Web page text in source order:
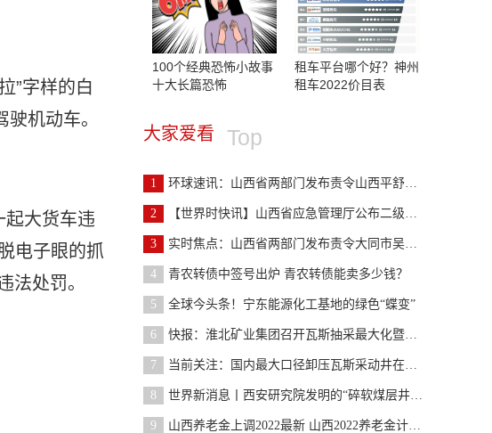
”字样的白
机动车。
起大货车违
电子眼的抓
法处罚。
100个经典恐怖小故事
十大长篇恐怖
租车平台哪个好？神州
租车2022价目表
大家爱看 Top
1 环球速讯：山西省两部门发布责令山西平舒煤业有限公
2 【世界时快讯】山西省应急管理厅公布二级安全生产标
3 实时焦点：山西省两部门发布责令大同市吴官屯煤业有
4 青农转债中签号出炉 青农转债能卖多少钱？
5 全球今头条！宁东能源化工基地的绿色“蝶变”
6 快报：淮北矿业集团召开瓦斯抽采最大化暨地面水平井
7 当前关注：国内最大口径卸压瓦斯采动井在杨柳矿再创
8 世界新消息丨西安研究院发明的“碎软煤层井下递进式
9 山西养老金上调2022最新 山西2022养老金计发基数